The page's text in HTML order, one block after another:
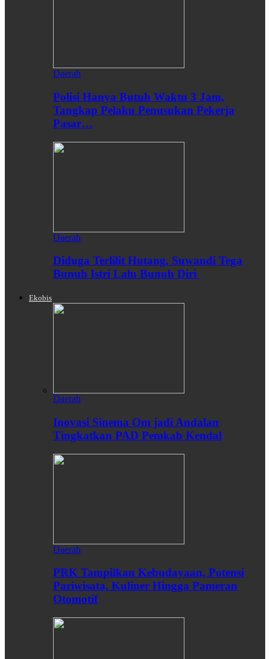
Daerah
Polisi Hanya Butuh Waktu 3 Jam,
Tangkap Pelaku Penusukan Pekerja
Pasar…
Daerah
Diduga Terlilit Hutang, Suwandi Tega
Bunuh Istri Lalu Bunuh Diri
Ekobis
Daerah
Inovasi Sinema Om jadi Andalan
Tingkatkan PAD Pemkab Kendal
Daerah
PRK Tampilkan Kebudayaan, Potensi
Pariwisata, Kuliner Hingga Pameran
Otomotif